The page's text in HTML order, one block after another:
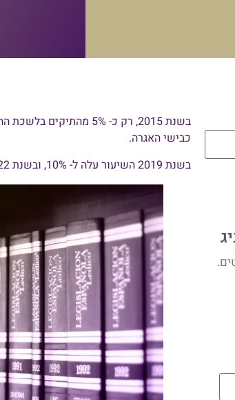
בשנת 2015, רק כ- 5%
כבישי האגרה.
בשנת 2019 השיעור עלה ל- 10%, ובשנת 2022 – 21%.